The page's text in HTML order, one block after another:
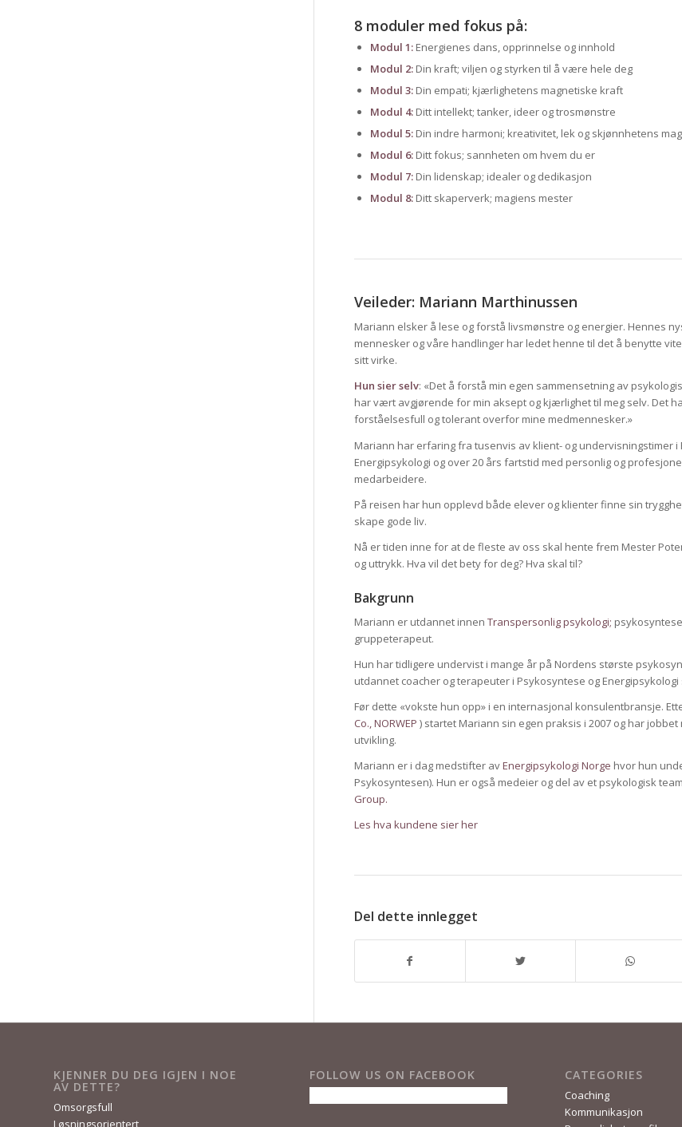
8 moduler med fokus på:
Modul 1: Energienes dans, opprinnelse og innhold
Modul 2:Din kraft; viljen og styrken til å være hele deg
Modul 3:Din empati; kjærlighetens magnetiske kraft
Modul 4:Ditt intellekt; tanker, ideer og trosmønstre
Modul 5:Din indre harmoni; kreativitet, lek og skjønnhetens
Modul 6:Ditt fokus; sannheten om hvem du er
Modul 7:Din lidenskap; idealer og dedikasjon
Modul 8:Ditt skaperverk; magiens mester
Veileder: Mariann Marthinussen
Mariann elsker å lese og forstå livsmønstre og energier. Hennes
mennesker og våre handlinger har ledet henne til det å benytte
sitt virke.
Hun sier selv: «Det å forstå min egen sammensetning av
har vært avgjørende for min aksept og kjærlighet til meg selv. Det
forståelsesfull og tolerant overfor mine medmennesker.»
Mariann har erfaring fra tusenvis av klient- og undervisningstimer i
Energipsykologi og over 20 års fartstid med personlig og
medarbeidere.
På reisen har hun opplevd både elever og klienter finne sin
skape gode liv.
Nå er tiden inne for at de fleste av oss skal hente frem Mester
og uttrykk. Hva vil det bety for deg? Hva skal til?
Bakgrunn
Mariann er utdannet innen Transpersonlig psykologi;
gruppeterapeut.
Hun har tidligere undervist i mange år på Nordens største
utdannet coacher og terapeuter i Psykosyntese og
Før dette «vokste hun opp» i en internasjonal konsulentbransje.
Co.,NORWEP ) startet Mariann sin egen praksis i 2007 og har
utvikling.
Mariann er i dag medstifter avEnergipsykologi Norge hvor hun
Psykosyntesen). Hun er også medeier og del av et psykologisk
Group.
Les hva kundene sier her
Del dette innlegget
KJENNER DU DEG IGJEN I NOE
AV DETTE?
Omsorgsfull
Løsningsorientert
FOLLOW US ON FACEBOOK CATEGORIES
Coaching
Kommunikasjon